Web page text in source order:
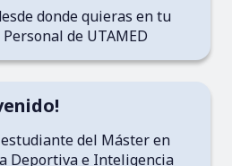
donde quieras en tu
Personal de UTAMED
estudiante del Máster en
Deportiva e Inteligencia